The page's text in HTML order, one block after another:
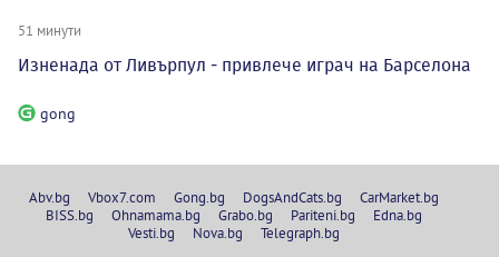
51 минути
Изненада от Ливърпул - привлече играч на Барселона
gong
Abv.bg Vbox7.com Gong.bg DogsAndCats.bg
CarMarket.bg
BISS.bg
Ohnamama.bg Grabo.bg Pariteni.bg
Edna.bg
Vesti.bg
Nova.bg Telegraph.bg